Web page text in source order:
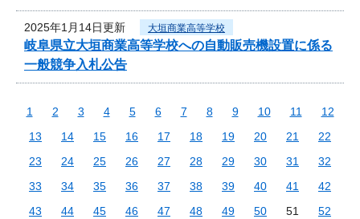
2025年1月14日更新 大垣商業高等学校
岐阜県立大垣商業高等学校への自動販売機設置に係る
一般競争入札公告
1 2 3 4 5 6 7 8 9 10 11
12
13
14 15 16 17 18 19 20 21
22
23
24 25 26 27 28 29 30 31
32
33
34 35 36 37 38 39 40 41
42
43
44 45 46 47 48 49 50 51
52